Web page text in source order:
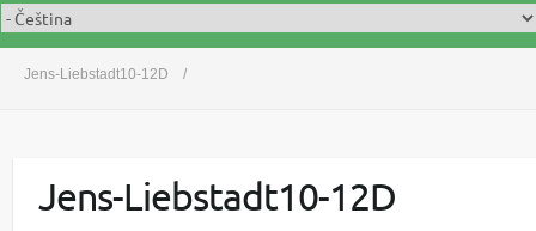
e
n
Jens-Liebstadt10-12D
Jens-Liebstadt10-12D